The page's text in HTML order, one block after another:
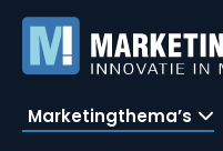
Marketingthema’s